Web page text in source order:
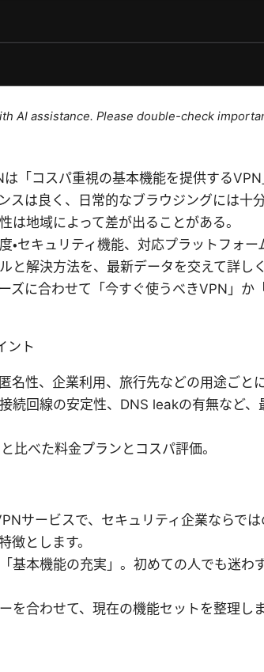
AI assistance. Please double-check
「コスパ重視の基本機能を提供する
スは良く、日常的なブラウジングには十
は地域によって差が出ることがある。
セキュリティ機能、対応プラットフォー
と解決方法を、最新データを交えて詳しく
ズに合わせて「今すぐ使うべきVPN」か
ント
名性、企業利用、旅行先などの用途ごと
続回線の安定性、DNS leakの有無など、
比べた料金プランとコスパ評価。
サービスで、セキュリティ企業ならで
徴とします。
基本機能の充実」。初めての人でも迷わ
を合わせて、現在の機能セットを整理しま